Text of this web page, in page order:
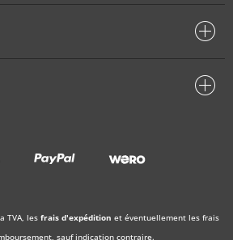
TVA, les frais d'expédition et éventuellement les frais
sauf indication contraire.